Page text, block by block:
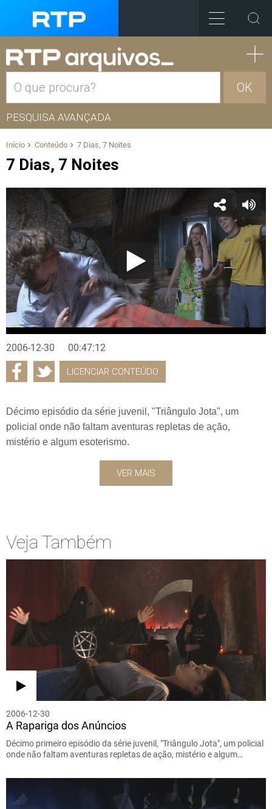
OK
PESQUISA AVANÇADA
Início Conteúdo 7 Dias, 7 Noites
7 Dias, 7 Noites
2006-12-30 00:47:12
LICENCIAR CONTEÚDO
Décimo episódio da série juvenil, "Triângulo Jota", um
policial onde não faltam aventuras repletas de ação,
mistério e algum esoterismo.
VER MAIS
Veja Também
2006-12-30
A Rapariga dos Anúncios
Décimo primeiro episódio da série juvenil, "Triângulo Jota", um policial
onde não faltam aventuras repletas de ação, mistério e algum…